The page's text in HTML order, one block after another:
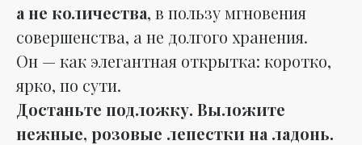
а не количества, в пользу мгновения
совершенства, а не долгого хранения.
Он — как элегантная открытка: коротко,
ярко, по сути.
Достаньте подложку. Выложите
нежные, розовые лепестки на ладонь.